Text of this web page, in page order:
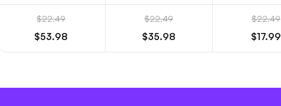
$22.49
$17.99
$22.49
$35.98
$22.49
$53.98